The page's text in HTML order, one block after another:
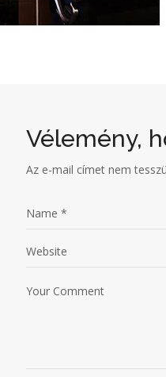
Vélemény,
Az e-mail címet nem